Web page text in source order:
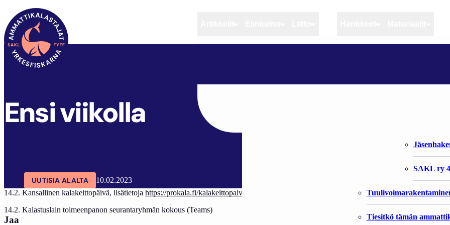
Artikkelit Elinkeino
Rannikko ja
Elinkeinokalatalouden
Kalat ja kalatalous
Vahinkoeläimet
Tiesitkö tämän
Liitto
Liiton
SAKL ry
SAKL ARTIKKELIT
Ensi viikolla
UUTISIA ALALTA
10.02.2023
14.2. Kansallinen kalakeittopäivä, lisätietoja https://prokala.fi/kalakeittopaiva/
14.2. Kalastuslain toimeenpanon seurantaryhmän kokous (Teams)
Jaa